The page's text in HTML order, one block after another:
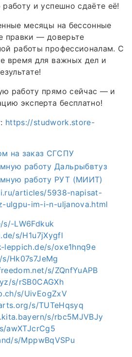
и успешно сдаёте её!
месяцы на бессонные
правки — доверьте
работы профессионалам. С
время для важных дел и
работу прямо сейчас — и
эксперта бесплатно!
https://studwork.store-
на заказ СГСПУ
работу Дальрыбвтуз
работу РУТ (МИИТ)
articles/5938-napisat-
ulgpu-im-i-n-uljanova.html
s/-LW6Fdkuk
s/H1u7jXygfl
s/oxe1hnq9e
Hk07s7JeMg
s/ZQnfYuAPB
s/rSB0CAGXh
s/UivEogZxV
s/TUTeHqsyq
s/rbc5MJVBJy
awXTJcrCg5
s/MppwBqVSPu